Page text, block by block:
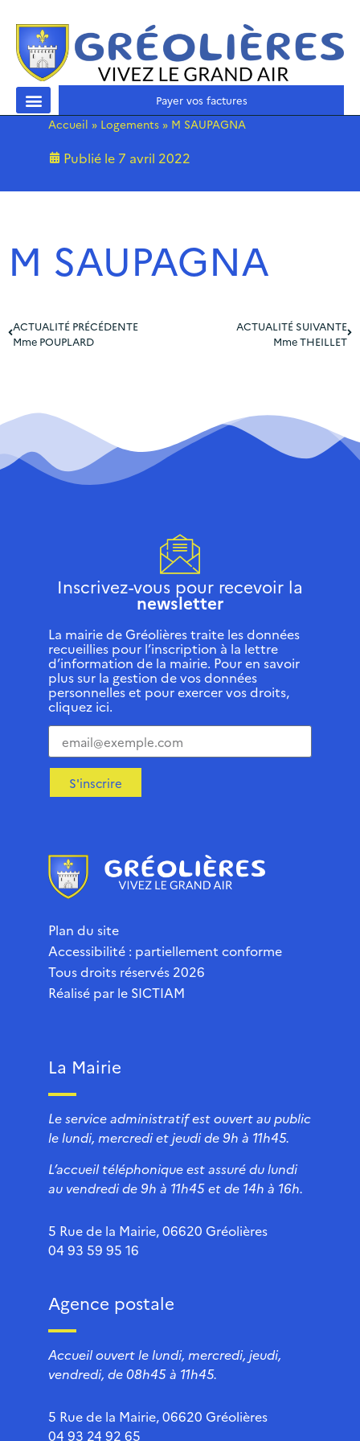
Payer vos factures
Accueil » Logements » M SAUPAGNA
Publié le 7 avril 2022
M SAUPAGNA
ACTUALITÉ PRÉCÉDENTE
Mme POUPLARD
ACTUALITÉ SUIVANTE
Mme THEILLET
Inscrivez-vous pour recevoir la
newsletter
La mairie de Gréolières traite les données
recueillies pour l’inscription à la lettre
d’information de la mairie. Pour en savoir
plus sur la gestion de vos données
personnelles et pour exercer vos droits,
cliquez ici.
S'inscrire
Plan du site
Accessibilité : partiellement conforme
Tous droits réservés 2026
Réalisé par le SICTIAM
La Mairie
Le service administratif est ouvert au public
le lundi, mercredi et jeudi de 9h à 11h45.
L’accueil téléphonique est assuré du lundi
au vendredi de 9h à 11h45 et de 14h à 16h.
5 Rue de la Mairie, 06620 Gréolières
04 93 59 95 16
Agence postale
Accueil ouvert le lundi, mercredi, jeudi,
vendredi, de 08h45 à 11h45.
5 Rue de la Mairie, 06620 Gréolières
04 93 24 92 65